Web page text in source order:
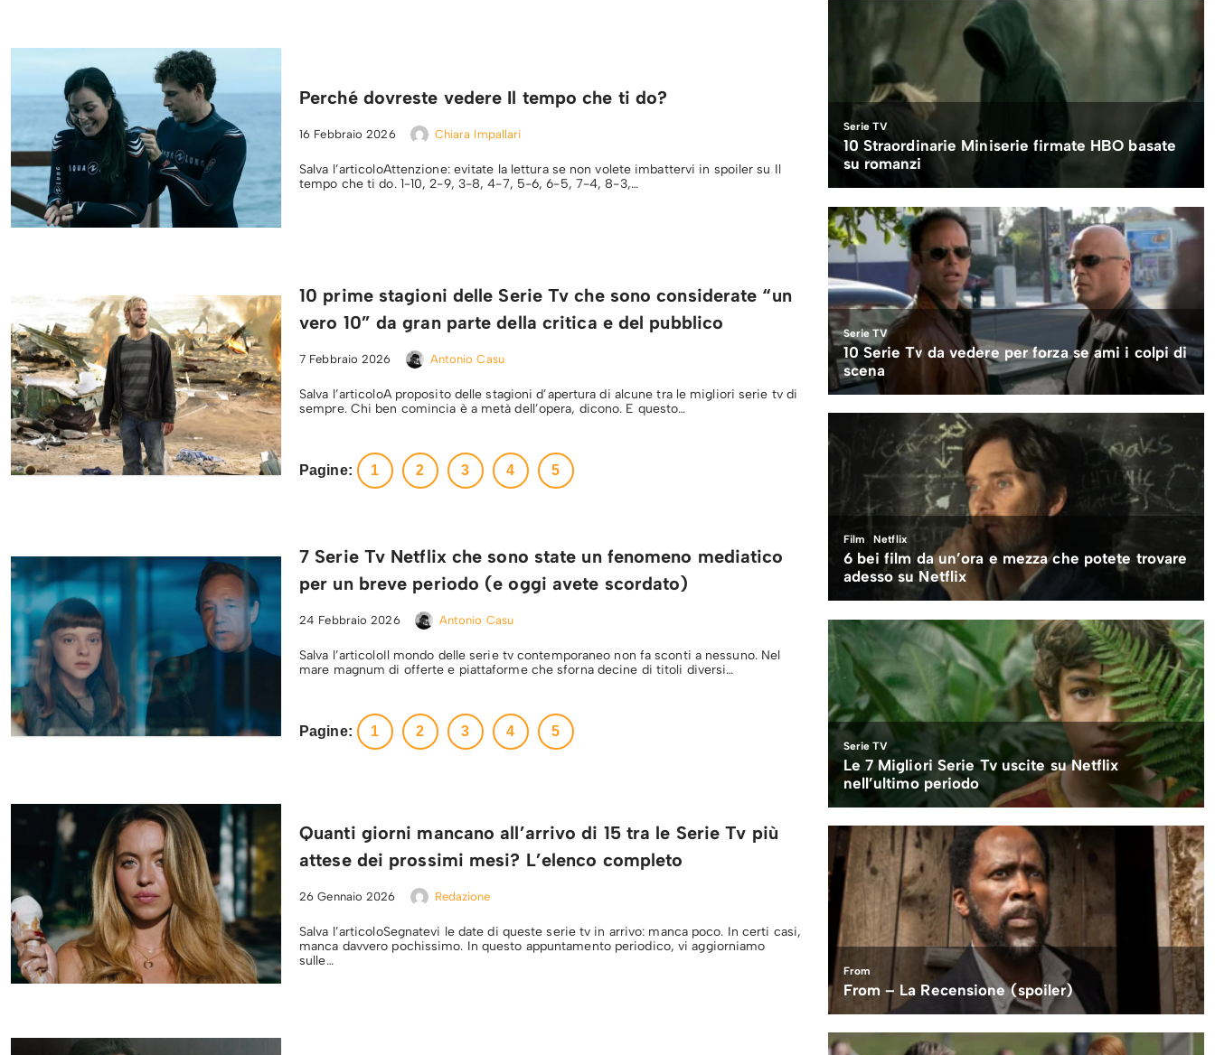
Perché dovreste vedere Il tempo che ti do?
16 Febbraio 2026 Chiara Impallari
Salva l’articoloAttenzione: evitate la lettura se non volete imbattervi in spoiler su Il
tempo che ti do. 1-10, 2-9, 3-8, 4-7, 5-6, 6-5, 7-4, 8-3,…
10 prime stagioni delle Serie Tv che sono considerate “un
vero 10” da gran parte della critica e del pubblico
7 Febbraio 2026 Antonio Casu
Salva l’articoloA proposito delle stagioni d’apertura di alcune tra le migliori serie tv di
sempre. Chi ben comincia è a metà dell’opera, dicono. E questo…
Pagine: 1 2 3 4 5
7 Serie Tv Netflix che sono state un fenomeno mediatico
per un breve periodo (e oggi avete scordato)
24 Febbraio 2026 Antonio Casu
Salva l’articoloIl mondo delle serie tv contemporaneo non fa sconti a nessuno. Nel
mare magnum di offerte e piattaforme che sforna decine di titoli diversi…
Pagine: 1 2 3 4 5
Quanti giorni mancano all’arrivo di 15 tra le Serie Tv più
attese dei prossimi mesi? L’elenco completo
26 Gennaio 2026 Redazione
Salva l’articoloSegnatevi le date di queste serie tv in arrivo: manca poco. In certi casi,
manca davvero pochissimo. In questo appuntamento periodico, vi aggiorniamo
sulle…